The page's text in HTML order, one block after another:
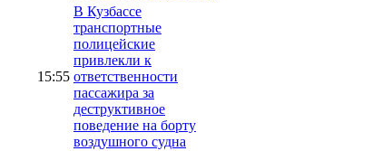
15:55
В Кузбассе
транспортные
полицейские
привлекли к
ответственности
пассажира за
деструктивное
поведение на борту
воздушного судна